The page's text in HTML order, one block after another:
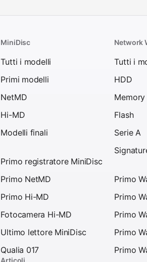
MiniDisc
Tutti i modelli
Primi modelli
NetMD
Hi-MD
Modelli finali
Primo registratore MiniDisc
Primo NetMD
Primo Hi-MD
Fotocamera Hi-MD
Ultimo lettore MiniDisc
Qualia 017
Articoli
Network
Tutti i
HDD
Flash
Serie A
Primo
Primo
Primo
Primo
Primo